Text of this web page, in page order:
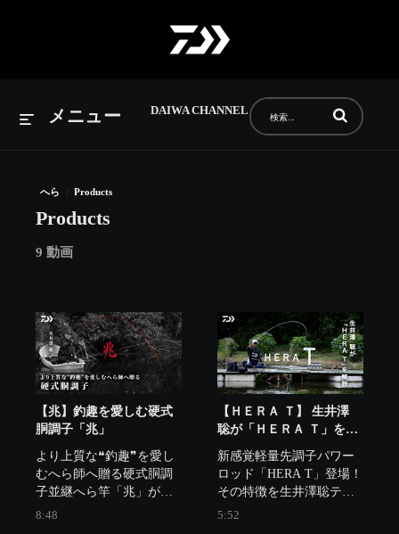
DAIWA CHANNEL
メニュー 動画の検索語句
へら / Products
Products
9 動画
【兆】釣趣を愛しむ硬式
胴調子「兆」
より上質な❝釣趣❞を愛し
むへら師へ贈る硬式胴調
子並継へら竿「兆」がリ
ニューアルデビュー。そ
8:48
【ＨＥＲＡ Ｔ】 生井澤
聡が「ＨＥＲＡ Ｔ」を解
説
新感覚軽量先調子パワー
ロッド「HERA T」登場！
その特徴を生井澤聡テス
ターが解説します。
5:52